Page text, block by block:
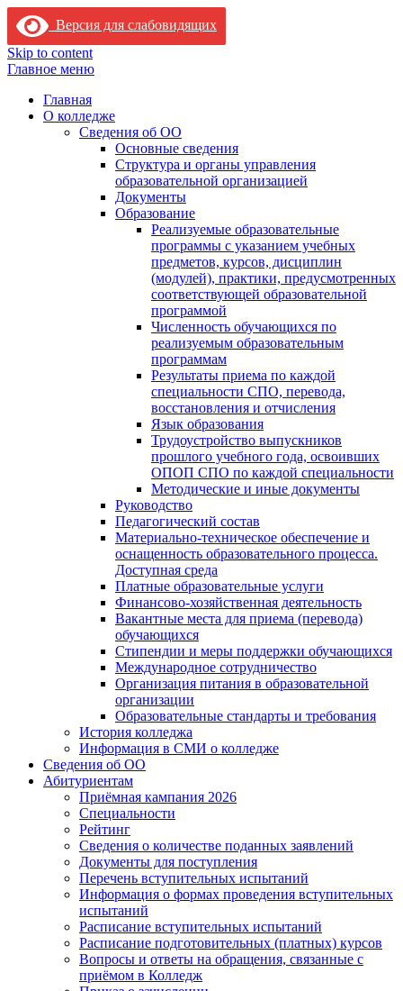
Версия для слабовидящих
Skip to content
Главное меню
Главная
О колледже
Сведения об ОО
Основные сведения
Структура и органы управления
образовательной организацией
Документы
Образование
Реализуемые образовательные
программы с указанием учебных
предметов, курсов, дисциплин
(модулей), практики, предусмотренных
соответствующей образовательной
программой
Численность обучающихся по
реализуемым образовательным
программам
Результаты приема по каждой
специальности СПО, перевода,
восстановления и отчисления
Язык образования
Трудоустройство выпускников
прошлого учебного года, освоивших
ОПОП СПО по каждой специальности
Методические и иные документы
Руководство
Педагогический состав
Материально-техническое обеспечение и
оснащенность образовательного процесса.
Доступная среда
Платные образовательные услуги
Финансово-хозяйственная деятельность
Вакантные места для приема (перевода)
обучающихся
Стипендии и меры поддержки обучающихся
Международное сотрудничество
Организация питания в образовательной
организации
Образовательные стандарты и требования
История колледжа
Информация в СМИ о колледже
Сведения об ОО
Абитуриентам
Приёмная кампания 2026
Специальности
Рейтинг
Сведения о количестве поданных заявлений
Документы для поступления
Перечень вступительных испытаний
Информация о формах проведения вступительных
испытаний
Расписание вступительных испытаний
Расписание подготовительных (платных) курсов
Вопросы и ответы на обращения, связанные с
приёмом в Колледж